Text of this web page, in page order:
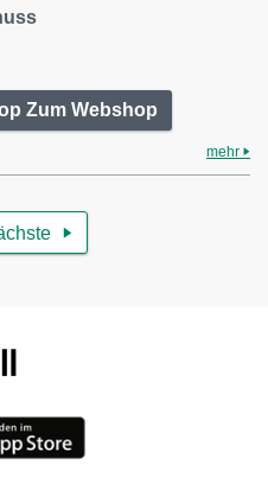
Zum Webshop
mehr
